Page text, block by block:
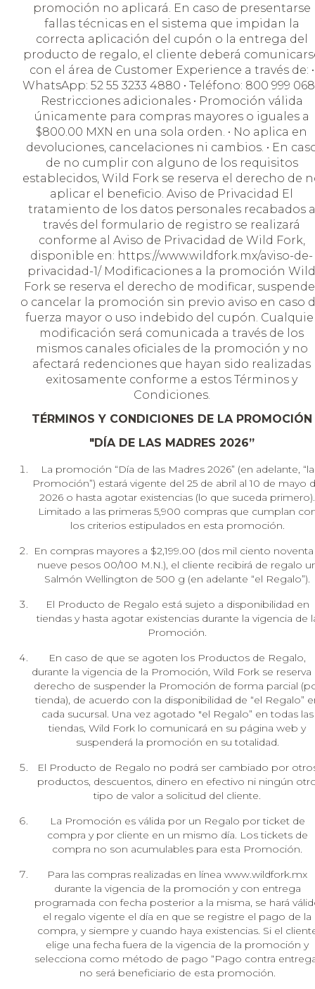
promoción no aplicará. En caso de presentarse
fallas técnicas en el sistema que impidan la
correcta aplicación del cupón o la entrega del
producto de regalo, el cliente deberá
con el área de Customer Experience a través de: •
WhatsApp: 52 55 3233 4880 • Teléfono: 800 999
Restricciones adicionales • Promoción válida
únicamente para compras mayores o iguales a
$800.00 MXN en una sola orden. • No aplica en
devoluciones, cancelaciones ni cambios. • En
de no cumplir con alguno de los requisitos
establecidos, Wild Fork se reserva el derecho de
aplicar el beneficio. Aviso de Privacidad El
tratamiento de los datos personales recabados a
través del formulario de registro se realizará
conforme al Aviso de Privacidad de Wild Fork,
disponible en: https://www.wildfork.mx/aviso-de-
privacidad-1/ Modificaciones a la promoción Wild
Fork se reserva el derecho de modificar,
o cancelar la promoción sin previo aviso en caso
fuerza mayor o uso indebido del cupón.
modificación será comunicada a través de los
mismos canales oficiales de la promoción y no
afectará redenciones que hayan sido realizadas
exitosamente conforme a estos Términos y
Condiciones.
TÉRMINOS Y CONDICIONES DE LA PROMOCIÓN
"DÍA DE LAS MADRES 2026”
La promoción “Día de las Madres 2026” (en adelante, “la
Promoción”) estará vigente del 25 de abril al 10 de mayo
2026 o hasta agotar existencias (lo que suceda primero).
Limitado a las primeras 5,900 compras que cumplan
los criterios estipulados en esta promoción.
En compras mayores a $2,199.00 (dos mil ciento noventa
nueve pesos 00/100 M.N.), el cliente recibirá de regalo
Salmón Wellington de 500 g (en adelante “el Regalo”).
El Producto de Regalo está sujeto a disponibilidad en
tiendas y hasta agotar existencias durante la vigencia de
Promoción.
En caso de que se agoten los Productos de Regalo,
durante la vigencia de la Promoción, Wild Fork se reserva
derecho de suspender la Promoción de forma parcial
tienda), de acuerdo con la disponibilidad de “el Regalo”
cada sucursal. Una vez agotado "el Regalo” en todas las
tiendas, Wild Fork lo comunicará en su página web y
suspenderá la promoción en su totalidad.
El Producto de Regalo no podrá ser cambiado por
productos, descuentos, dinero en efectivo ni ningún
tipo de valor a solicitud del cliente.
La Promoción es válida por un Regalo por ticket de
compra y por cliente en un mismo día. Los tickets de
compra no son acumulables para esta Promoción.
Para las compras realizadas en línea www.wildfork.mx
durante la vigencia de la promoción y con entrega
programada con fecha posterior a la misma, se hará
el regalo vigente el día en que se registre el pago de la
compra, y siempre y cuando haya existencias. Si el
elige una fecha fuera de la vigencia de la promoción y
selecciona como método de pago “Pago contra
no será beneficiario de esta promoción.